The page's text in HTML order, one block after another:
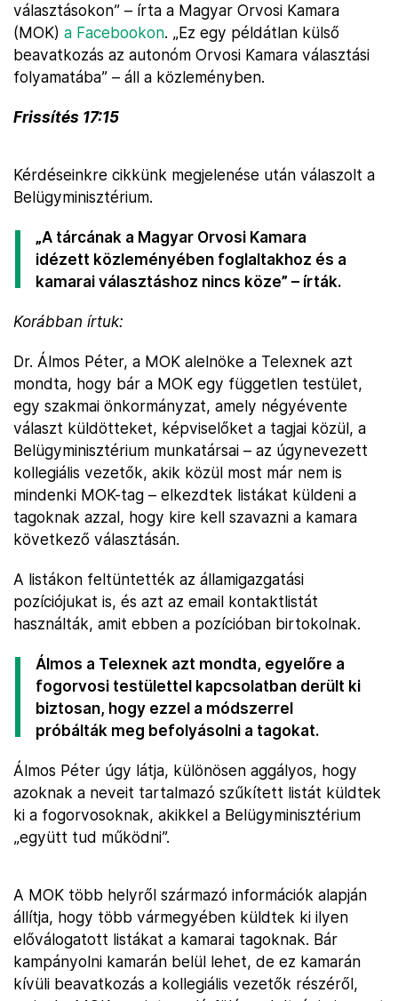
választásokon” – írta a Magyar Orvosi Kamara
(MOK) a Facebookon. „Ez egy példátlan külső
beavatkozás az autonóm Orvosi Kamara választási
folyamatába” – áll a közleményben.
Frissítés 17:15
Kérdéseinkre cikkünk megjelenése után válaszolt a
Belügyminisztérium.
„A tárcának a Magyar Orvosi Kamara
idézett közleményében foglaltakhoz és a
kamarai választáshoz nincs köze” – írták.
Korábban írtuk:
Dr. Álmos Péter, a MOK alelnöke a Telexnek azt
mondta, hogy bár a MOK egy független testület,
egy szakmai önkormányzat, amely négyévente
választ küldötteket, képviselőket a tagjai közül, a
Belügyminisztérium munkatársai – az úgynevezett
kollegiális vezetők, akik közül most már nem is
mindenki MOK-tag – elkezdtek listákat küldeni a
tagoknak azzal, hogy kire kell szavazni a kamara
következő választásán.
A listákon feltüntették az államigazgatási
pozíciójukat is, és azt az email kontaktlistát
használták, amit ebben a pozícióban birtokolnak.
Álmos a Telexnek azt mondta, egyelőre a
fogorvosi testülettel kapcsolatban derült ki
biztosan, hogy ezzel a módszerrel
próbálták meg befolyásolni a tagokat.
Álmos Péter úgy látja, különösen aggályos, hogy
azoknak a neveit tartalmazó szűkített listát küldtek
ki a fogorvosoknak, akikkel a Belügyminisztérium
„együtt tud működni”.
A MOK több helyről származó információk alapján
állítja, hogy több vármegyében küldtek ki ilyen
előválogatott listákat a kamarai tagoknak. Bár
kampányolni kamarán belül lehet, de ez kamarán
kívüli beavatkozás a kollegiális vezetők részéről,